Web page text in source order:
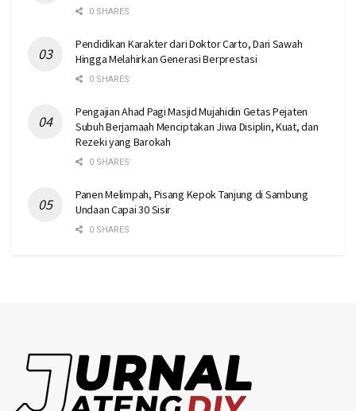
0 SHARES
Pendidikan Karakter dari Doktor Carto, Dari Sawah
Hingga Melahirkan Generasi Berprestasi
0 SHARES
Pengajian Ahad Pagi Masjid Mujahidin Getas Pejaten
Subuh Berjamaah Menciptakan Jiwa Disiplin, Kuat, dan
Rezeki yang Barokah
0 SHARES
Panen Melimpah, Pisang Kepok Tanjung di Sambung
Undaan Capai 30 Sisir
0 SHARES